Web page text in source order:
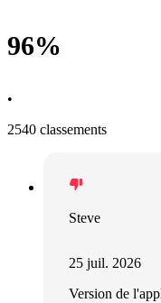
96%
•
2540 classements
Steve
25 juil. 2026
Version de